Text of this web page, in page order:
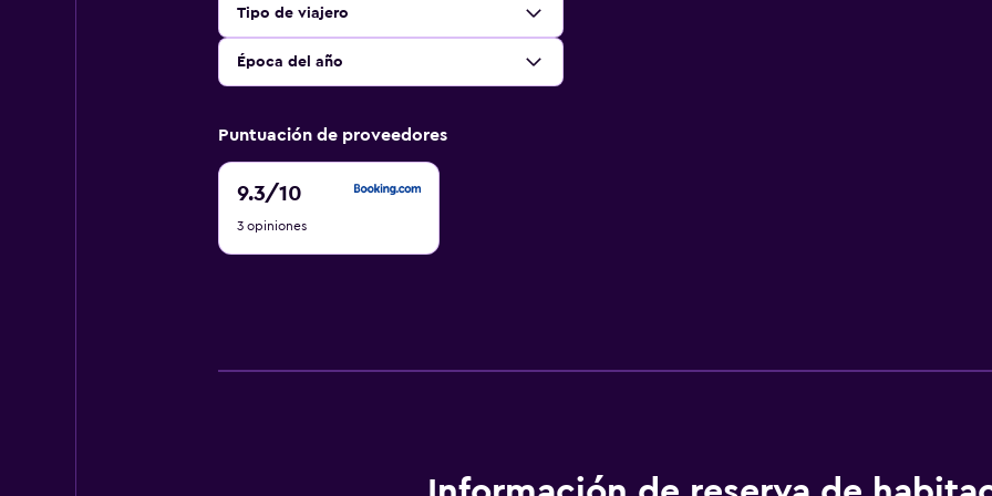
Tipo de viajero
Época del año
Puntuación de proveedores
9.3/10
9.3
10
3 opiniones